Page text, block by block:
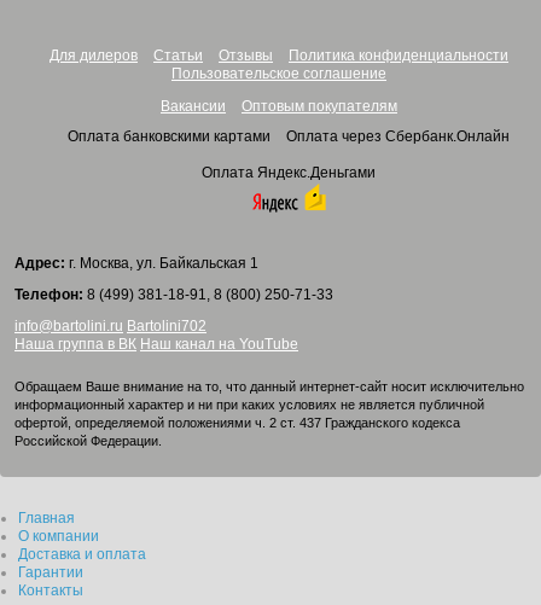
Для дилеров Статьи Отзывы
Политика конфиденциальности
Пользовательское соглашение
Вакансии
Оптовым покупателям
Оплата банковскими картами
Оплата через Сбербанк.Онлайн
Оплата Яндекс.Деньгами
Адрес: г. Москва, ул. Байкальская 1
Телефон: 8 (499) 381-18-91, 8 (800) 250-71-33
info@bartolini.ru Bartolini702
Наша группа в ВК Наш канал на YouTube
Обращаем Ваше внимание на то, что данный интернет-сайт носит исключительно
информационный характер и ни при каких условиях не является публичной
офертой, определяемой положениями ч. 2 ст. 437 Гражданского кодекса
Российской Федерации.
Главная
О компании
Доставка и оплата
Гарантии
Контакты